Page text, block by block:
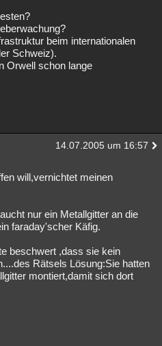
beim internationalen
Schweiz).
Orwell schon lange
14.07.2005 um 16:57
will,vernichtet meinen
nur ein Metallgitter an die
faraday'scher Käfig.
beschwert ,dass sie kein
Rätsels Lösung:Sie hatten
montiert,damit sich dort